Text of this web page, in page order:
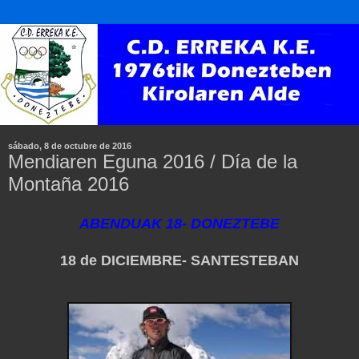
sábado, 8 de octubre de 2016
Mendiaren Eguna 2016 / Día de la
Montaña 2016
ABENDUAK 18- DONEZTEBE
18 de DICIEMBRE- SANTESTEBAN